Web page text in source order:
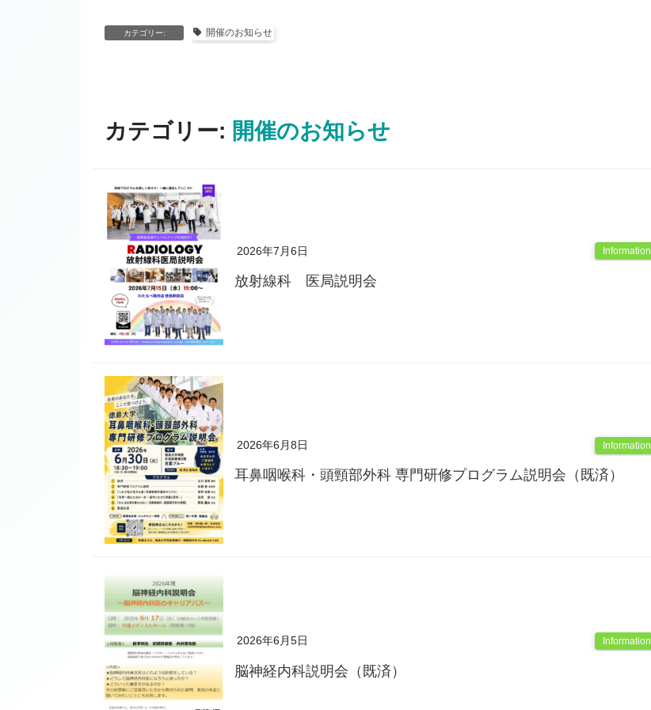
カテゴリー: 開催のお知らせ
カテゴリー: 開催のお知らせ
2026年7月6日 Information
放射線科 医局説明会
2026年6月8日 Information
耳鼻咽喉科・頭頸部外科 専門研修プログラム説明会（既済）
2026年6月5日 Information
脳神経内科説明会（既済）